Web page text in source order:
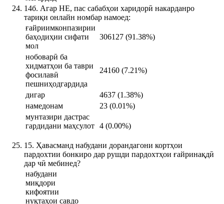
14б. Агар НЕ, пас сабабҳои харидорӣ накарданро
тариқи онлайн номбар намоед:
ғайриимконпазирии
баҳодиҳии сифати
мол
306127 (91.38%)
нобоварӣ ба
хидматҳои ба таври
фосилавӣ
пешниҳодгардида
24160 (7.21%)
дигар
4637 (1.38%)
намедонам
23 (0.01%)
мунтазири дастрас
гардидани маҳсулот 4 (0.00%)
15. Ҳавасманд набудани дорандагони кортҳои
пардохтии бонкиро дар рушди пардохтҳои ғайринақдӣ
дар чӣ мебинед?
набудани
миқдори
кифоятии
нуқтаҳои савдо